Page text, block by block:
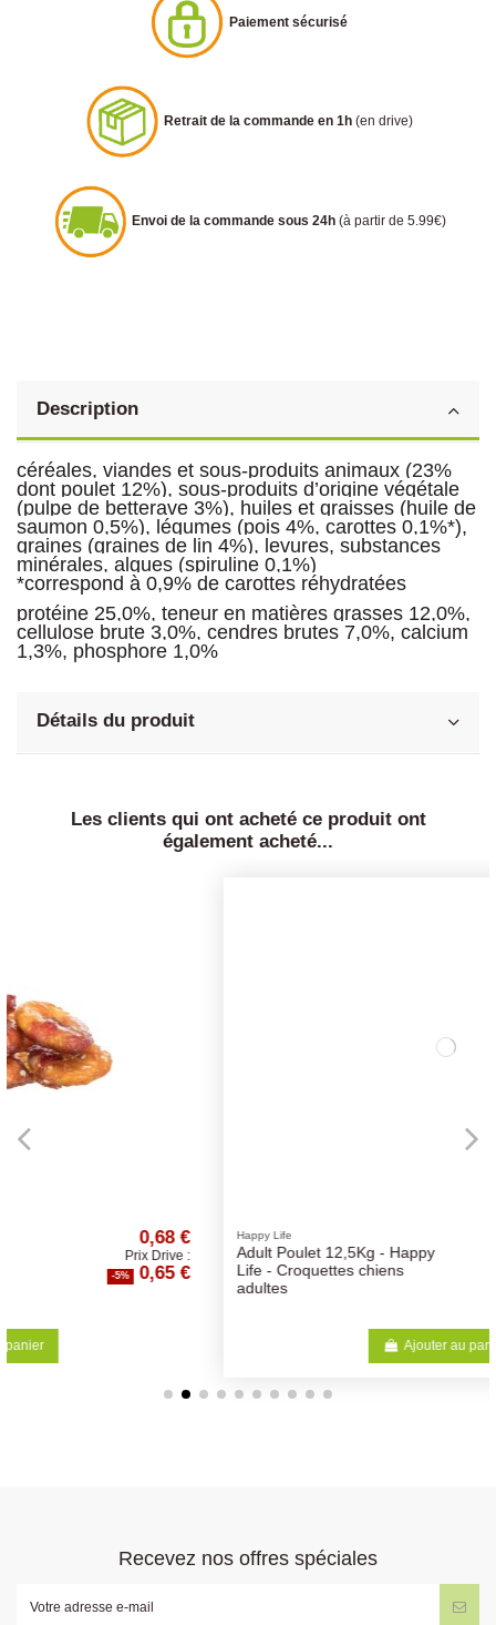
Paiement sécurisé
Retrait de la commande en 1h (en drive)
Envoi de la commande sous 24h (à partir de 5.99€)
Description
céréales, viandes et sous-produits animaux (23%
dont poulet 12%), sous-produits d’origine végétale
(pulpe de betterave 3%), huiles et graisses (huile de
saumon 0,5%), légumes (pois 4%, carottes 0,1%*),
graines (graines de lin 4%), levures, substances
minérales, algues (spiruline 0,1%)
*correspond à 0,9% de carottes réhydratées
protéine 25,0%, teneur en matières grasses 12,0%,
cellulose brute 3,0%, cendres brutes 7,0%, calcium
1,3%, phosphore 1,0%
Détails du produit
Les clients qui ont acheté ce produit ont
également acheté...
Adult Poulet 12,5Kg - Happy
Life - Croquettes chiens
adultes
Prix Drive :
-5%
Recevez nos offres spéciales